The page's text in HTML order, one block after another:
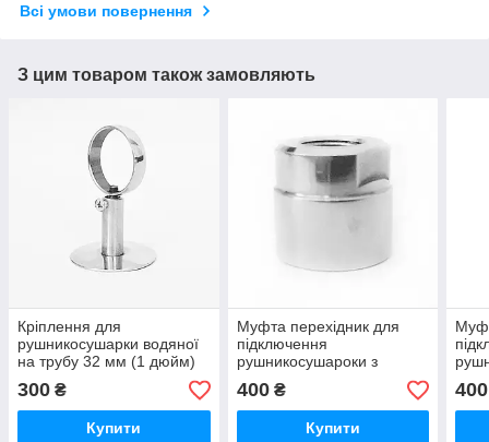
Всі умови повернення
З цим товаром також замовляють
Кріплення для
рушникосушарки водяної
на трубу 32 мм (1 дюйм)
регульоване з нержавійки
не ржавіючої сталі,
гарантія
300 ₴
Купити
Муфта перехідник для
підключення
рушникосушароки з
нержавійки нержавіючої
сталі з'єднувальна 1
дюйма на 1/2 дюйма
внутрішня різьба
400₴
Купити
400